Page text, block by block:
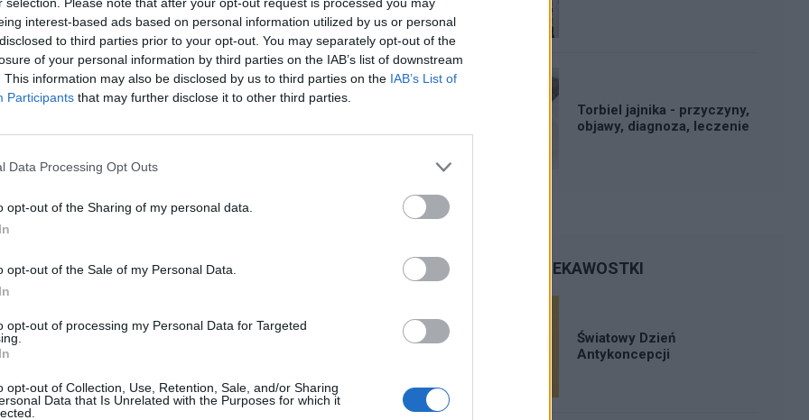
interest-based ads based on personal information utilized by us or personal
to third parties prior to your opt-out. You may separately opt-out of the
of your personal information by third parties on the IAB’s list of downstream
This information may also be disclosed by us to third parties on the IAB’s List of
Participants that may further disclose it to other third parties.
Data Processing Opt Outs
opt-out of the Sharing of my personal data.
opt-out of the Sale of my Personal Data.
opt-out of processing my Personal Data for Targeted
opt-out of Collection, Use, Retention, Sale, and/or Sharing
Data that Is Unrelated with the Purposes for which it
cytuj zgłoś do moderacji
13-05-2015, 10:07:53
o siebie dbać, częściej stosowac probiotyki i żele
łaczy w sobie probioyk (zawiera kwas mlekowy) oraz
gojenie ran. Stosowanie go nie wyklucza uprawiania
http://kobieta .onet.pl/zdrowie/porady-
9cbr3
cytuj
warto też stosować preparaty zwierające żurawinę
Torbiel jajnika - przyczyny,
objawy, diagnoza, leczenie
CIEKAWOSTKI
Światowy Dzień
Antykoncepcji